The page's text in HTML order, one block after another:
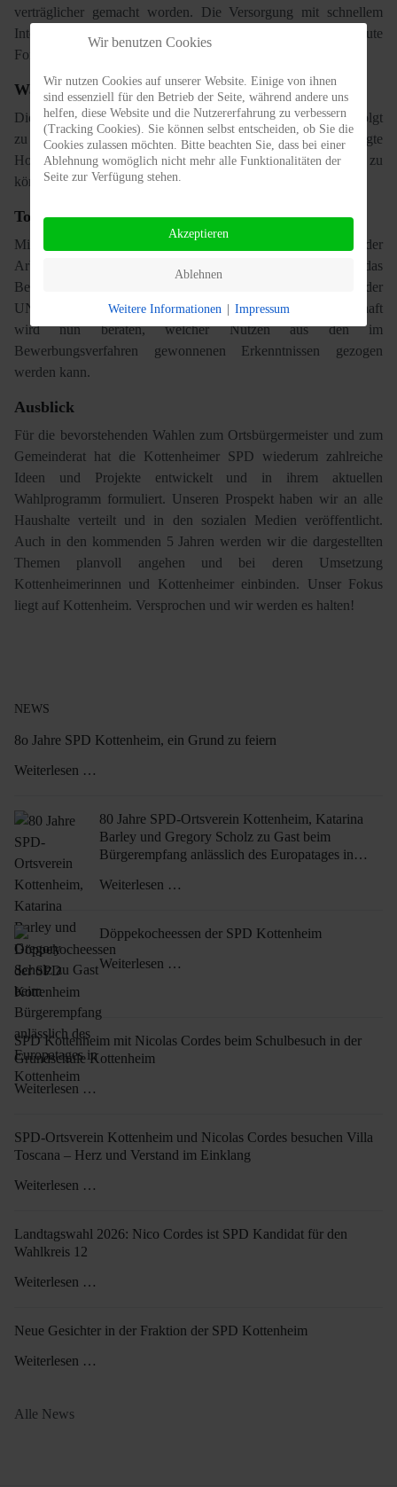
verträglicher gemacht worden. Die Versorgung mit schnellem
Internet macht Dank verschiedener Initiativen der Anbieter gute
Fortschritte.
Wasserversorgung
Die Wasserversorgung ist nach wie vor eigenständig und erfolgt
zu preisgünstigen Konditionen. Hier besteht zudem berechtigte
Hoffnung, die Quelle Flammborn wieder in Betrieb nehmen zu
können.
Tourismus
Mit unserer Unterstützung ist Kottenheim Mitglied in der
Arbeitsgemeinschaft Mühlsteinrevier Rhein-Eifel
Leider war das
Bewerbungsverfahren auf Anerkennung als Weltkulturerbe der
UNESCO nicht erfolgreich gewesen. Die Arbeitsgemeinschaft
wird nun beraten, welcher Nutzen aus den im
Bewerbungsverfahren gewonnenen Erkenntnissen gezogen
werden kann.
Ausblick
Für die bevorstehenden Wahlen zum Ortsbürgermeister und zum
Gemeinderat hat die Kottenheimer SPD wiederum zahlreiche
Ideen und Projekte entwickelt und in ihrem aktuellen
Wahlprogramm formuliert. Unseren Prospekt haben wir an alle
Haushalte verteilt und in den sozialen Medien veröffentlicht.
Auch in den kommenden 5 Jahren werden wir die dargestellten
Themen planvoll angehen und bei deren Umsetzung
Kottenheimerinnen und Kottenheimer einbinden. Unser Fokus
liegt auf Kottenheim. Versprochen und wir werden es halten!
NEWS
8o Jahre SPD Kottenheim, ein Grund zu feiern
Weiterlesen …
80 Jahre SPD-Ortsverein Kottenheim, Katarina
Barley und Gregory Scholz zu Gast beim
Bürgerempfang anlässlich des Europatages in
Weiterlesen …
Döppekocheessen der SPD Kottenheim
Weiterlesen …
SPD Kottenheim mit Nicolas Cordes beim Schulbesuch in der
Grundschule Kottenheim
Weiterlesen …
SPD-Ortsverein Kottenheim und Nicolas Cordes besuchen Villa
Toscana – Herz und Verstand im Einklang
Weiterlesen …
Landtagswahl 2026: Nico Cordes ist SPD Kandidat für den
Wahlkreis 12
Weiterlesen …
Neue Gesichter in der Fraktion der SPD Kottenheim
Weiterlesen …
Alle News
Wir benutzen Cookies
Wir nutzen Cookies auf unserer Website. Einige von ihnen
sind essenziell für den Betrieb der Seite, während andere uns
helfen, diese Website und die Nutzererfahrung zu verbessern
(Tracking Cookies). Sie können selbst entscheiden, ob Sie die
Cookies zulassen möchten. Bitte beachten Sie, dass bei einer
Ablehnung womöglich nicht mehr alle Funktionalitäten der
Seite zur Verfügung stehen.
Akzeptieren
Ablehnen
Weitere Informationen | Impressum